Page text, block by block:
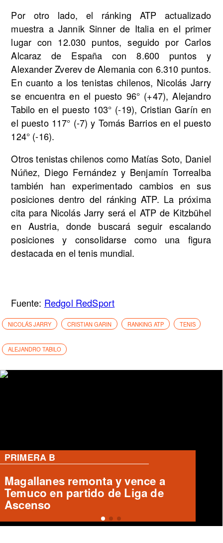
Por otro lado, el ránking ATP actualizado
muestra a Jannik Sinner de Italia en el primer
lugar con 12.030 puntos, seguido por Carlos
Alcaraz de España con 8.600 puntos y
Alexander Zverev de Alemania con 6.310 puntos.
En cuanto a los tenistas chilenos, Nicolás Jarry
se encuentra en el puesto 96° (+47), Alejandro
Tabilo en el puesto 103° (-19), Cristian Garín en
el puesto 117° (-7) y Tomás Barrios en el puesto
124° (-16).
Otros tenistas chilenos como Matías Soto, Daniel
Núñez, Diego Fernández y Benjamín Torrealba
también han experimentado cambios en sus
posiciones dentro del ránking ATP. La próxima
cita para Nicolás Jarry será el ATP de Kitzbühel
en Austria, donde buscará seguir escalando
posiciones y consolidarse como una figura
destacada en el tenis mundial.
Fuente: Redgol RedSport
NICOLÁS JARRY CRISTIAN GARIN RANKING ATP TENIS
ALEJANDRO TABILO
PRIMERA B
Cobreloa empata 1-1 con Iquique
en el Zorros del Desierto